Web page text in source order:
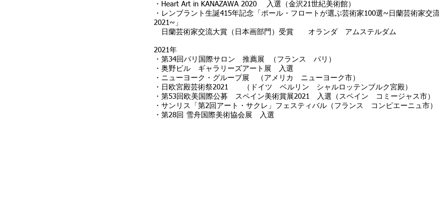
・Heart Art in KANAZAWA 2020 入選（金沢21世紀美術館）
・レンブラント生誕415年記念「ポール・フロートが選ぶ芸術家100選~日蘭芸術家交
2021~」
日蘭芸術家交流大賞（日本画部門）受賞 オランダ アムステルダム
2021年
・第34回パリ国際サロン 推薦展 （フランス パリ）
・奥野ビル ギャラリーズアート展 入選
・ニューヨーク・グループ展 （アメリカ ニューヨーク市）
・日欧宮殿芸術祭2021 （ドイツ ベルリン シャルロッテンブルク宮殿）
・第53回欧美国際公募 スペイン美術賞展2021 入選（スペイン コミージャス市）
・サンリス「第2回アート・サクレ」フェスティバル（フランス コンピエーニュ市）
・第28回 雪舟国際美術協会展 入選